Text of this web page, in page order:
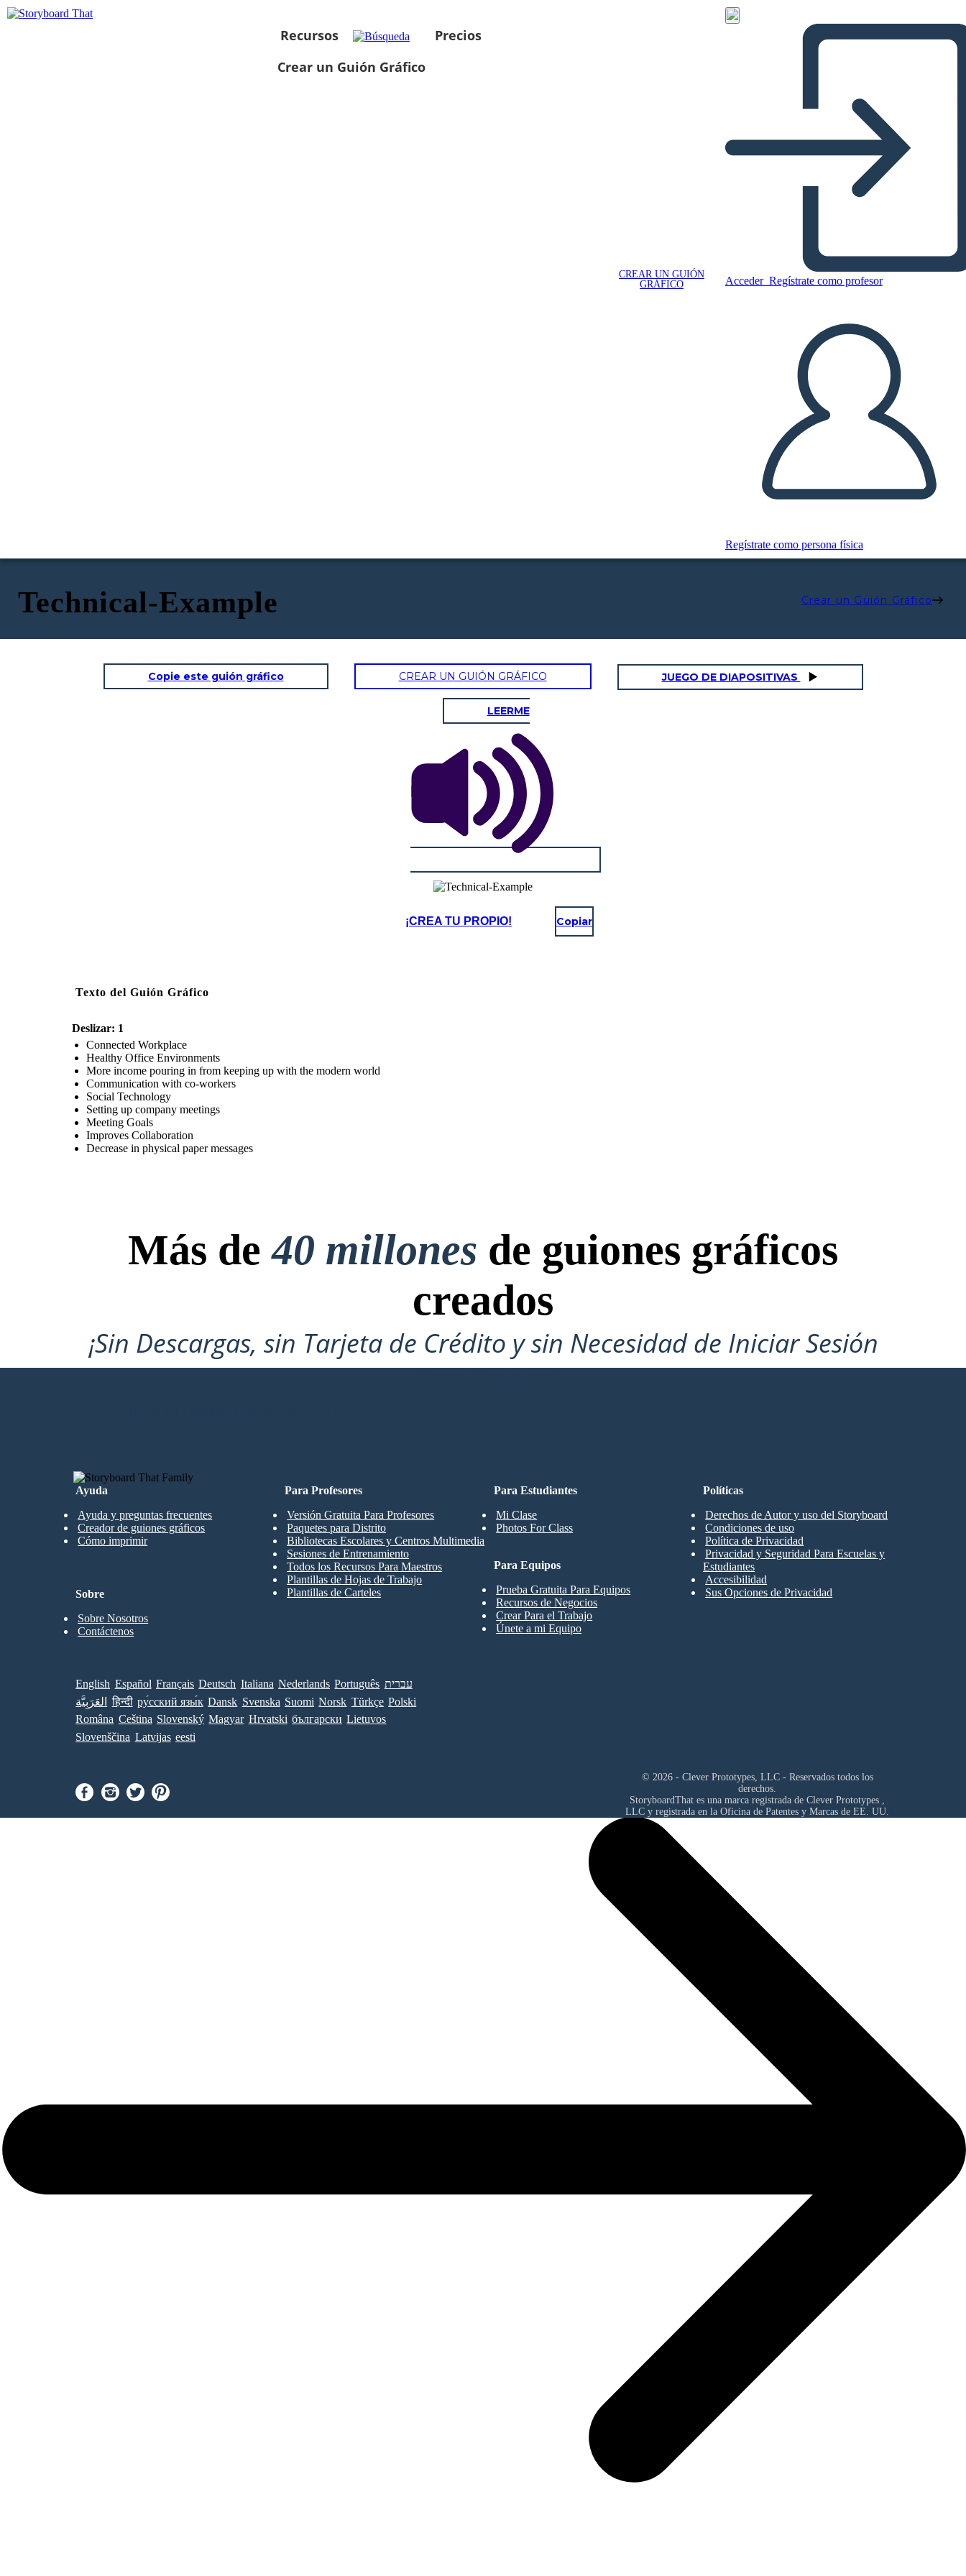
Recursos
Precios
Crear un Guión Gráfico
CREAR UN GUIÓN
GRÁFICO
Acceder Regístrate como profesor
Regístrate como persona física
Technical-Example Crear un Guión Gráfico
Copie este guión gráfico CREAR UN GUIÓN GRÁFICO JUEGO DE DIAPOSITIVAS
LEERME
¡CREA TU PROPIO! Copiar
Texto del Guión Gráfico
Deslizar: 1
Connected Workplace
Healthy Office Environments
More income pouring in from keeping up with the modern world
Communication with co-workers
Social Technology
Setting up company meetings
Meeting Goals
Improves Collaboration
Decrease in physical paper messages
Más de40 millones de guiones gráficos
creados
¡Sin Descargas, sin Tarjeta de Crédito y sin Necesidad de Iniciar Sesión
Para Probar!
Ayuda
Ayuda y preguntas frecuentes
Creador de guiones gráficos
Cómo imprimir
Para Estudiantes
Mi Clase
Photos For Class
Para Profesores
Versión Gratuita Para Profesores
Paquetes para Distrito
Bibliotecas Escolares y Centros Multimedia
Sesiones de Entrenamiento
Todos los Recursos Para Maestros
Plantillas de Hojas de Trabajo
Plantillas de Carteles
Para Equipos
Prueba Gratuita Para Equipos
Recursos de Negocios
Crear Para el Trabajo
Únete a mi Equipo
Sobre
Sobre Nosotros
Contáctenos
Políticas
Derechos de Autor y uso del Storyboard
Condiciones de uso
Política de Privacidad
Privacidad y Seguridad Para Escuelas y
Estudiantes
Accesibilidad
Sus Opciones de Privacidad
English Español Français Deutsch Italiana Nederlands Português עברית
العَرَبِيَّة
हिन्दी ру́сский язы́к Dansk Svenska Suomi Norsk Türkçe Polski
Româna Ceština Slovenský Magyar Hrvatski български Lietuvos
Slovenščina Latvijas eesti
© 2026 - Clever Prototypes, LLC - Reservados todos los
derechos.
StoryboardThat es una marca registrada de Clever Prototypes ,
LLC y registrada en la Oficina de Patentes y Marcas de EE. UU.